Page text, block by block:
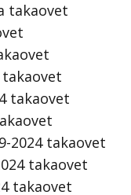
takaovet
takaovet
takaovet
2024 takaovet
takaovet
takaovet